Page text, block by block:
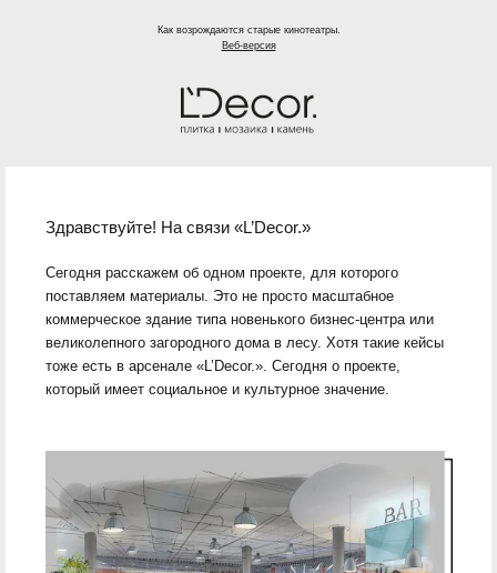
Как возрождаются старые кинотеатры.
Веб-версия
Здравствуйте! На связи «L’Decor.»
Сегодня расскажем об одном проекте, для которого
поставляем материалы. Это не просто масштабное
коммерческое здание типа новенького бизнес-центра или
великолепного загородного дома в лесу. Хотя такие кейсы
тоже есть в арсенале «L’Decor.». Сегодня о проекте,
который имеет социальное и культурное значение.